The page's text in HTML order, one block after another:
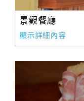
景觀餐廳
顯示詳細內容